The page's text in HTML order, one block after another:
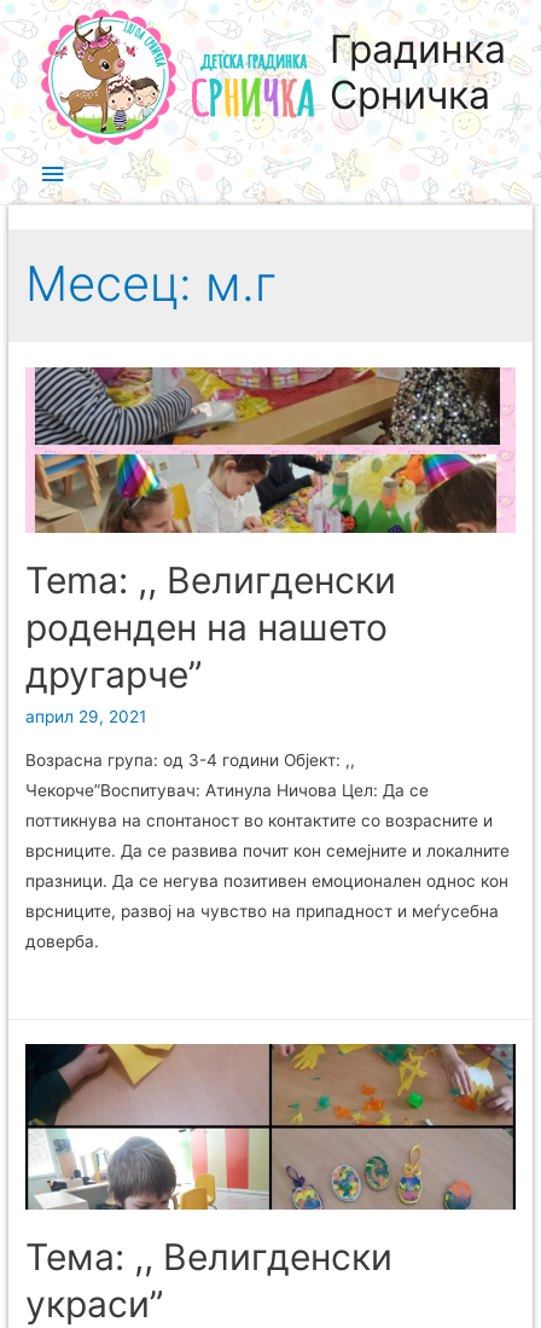
Градинка
Срничка
Месец: м.г
Tema: ,, Велигденски
роденден на нашето
другарче”
април 29, 2021
Возрасна група: од 3-4 години Објект: ,,
Чекорче”Воспитувач: Атинула Ничова Цел: Да се
поттикнува на спонтаност во контактите со возрасните и
врсниците. Да се развива почит кон семејните и локалните
празници. Да се негува позитивен емоционален однос кон
врсниците, развој на чувство на припадност и меѓусебна
доверба.
Тема: ,, Велигденски
украси”